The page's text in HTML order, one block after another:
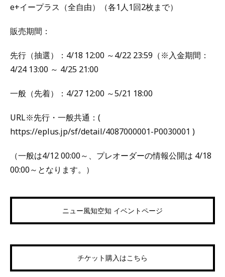
e+イープラス（全自由）（各1人1回2枚まで）
販売期間：
先行（抽選）：4/18 12:00 ～4/22 23:59（※入金期間：
4/24 13:00 ～ 4/25 21:00
一般（先着）：4/27 12:00 ～5/21 18:00
URL※先行・一般共通：(
https://eplus.jp/sf/detail/4087000001-P0030001 )
（一般は4/12 00:00～、プレオーダーの情報公開は 4/18
00:00～となります。）
ニュー風知空知 イベントページ
チケット購入はこちら